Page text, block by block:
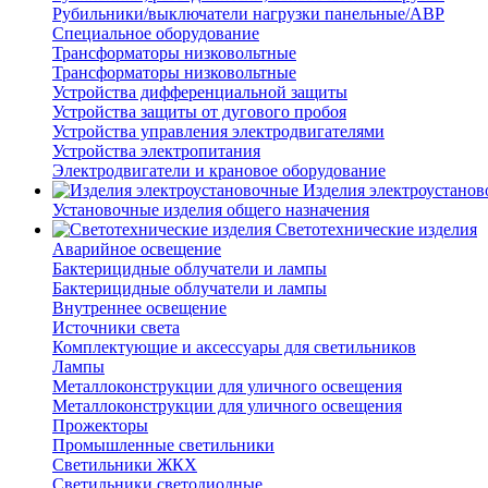
Рубильники/выключатели нагрузки панельные/АВР
Специальное оборудование
Трансформаторы низковольтные
Трансформаторы низковольтные
Устройства дифференциальной защиты
Устройства защиты от дугового пробоя
Устройства управления электродвигателями
Устройства электропитания
Электродвигатели и крановое оборудование
Изделия
Установочные изделия общего назначения
Светотехнические изделия
Аварийное освещение
Бактерицидные облучатели и лампы
Бактерицидные облучатели и лампы
Внутреннее освещение
Источники света
Комплектующие и аксессуары для светильников
Лампы
Металлоконструкции для уличного освещения
Металлоконструкции для уличного освещения
Прожекторы
Промышленные светильники
Светильники ЖКХ
Светильники светодиодные